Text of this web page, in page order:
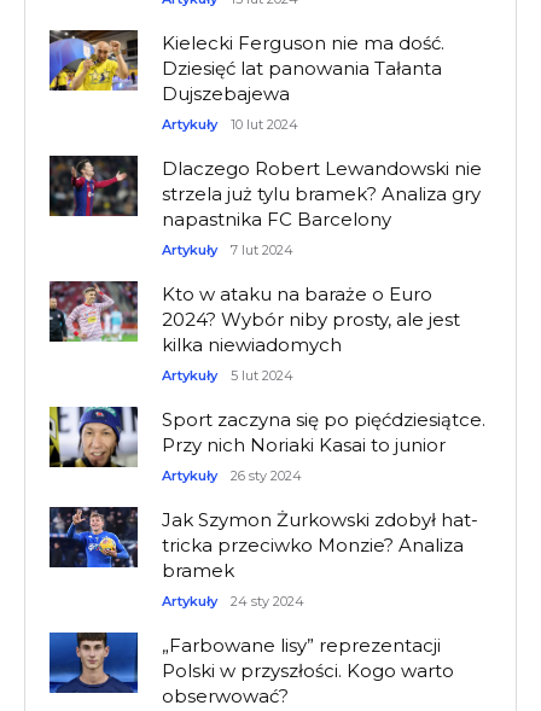
Kielecki Ferguson nie ma dość.
Dziesięć lat panowania Tałanta
Dujszebajewa
Artykuły 10 lut 2024
Dlaczego Robert Lewandowski nie
strzela już tylu bramek? Analiza gry
napastnika FC Barcelony
Artykuły 7 lut 2024
Kto w ataku na baraże o Euro
2024? Wybór niby prosty, ale jest
kilka niewiadomych
Artykuły 5 lut 2024
Sport zaczyna się po pięćdziesiątce.
Przy nich Noriaki Kasai to junior
Artykuły 26 sty 2024
Jak Szymon Żurkowski zdobył hat-
tricka przeciwko Monzie? Analiza
bramek
Artykuły 24 sty 2024
„Farbowane lisy” reprezentacji
Polski w przyszłości. Kogo warto
obserwować?